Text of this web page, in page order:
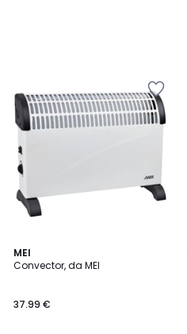
MEI
Convector, da MEI
37.99 €